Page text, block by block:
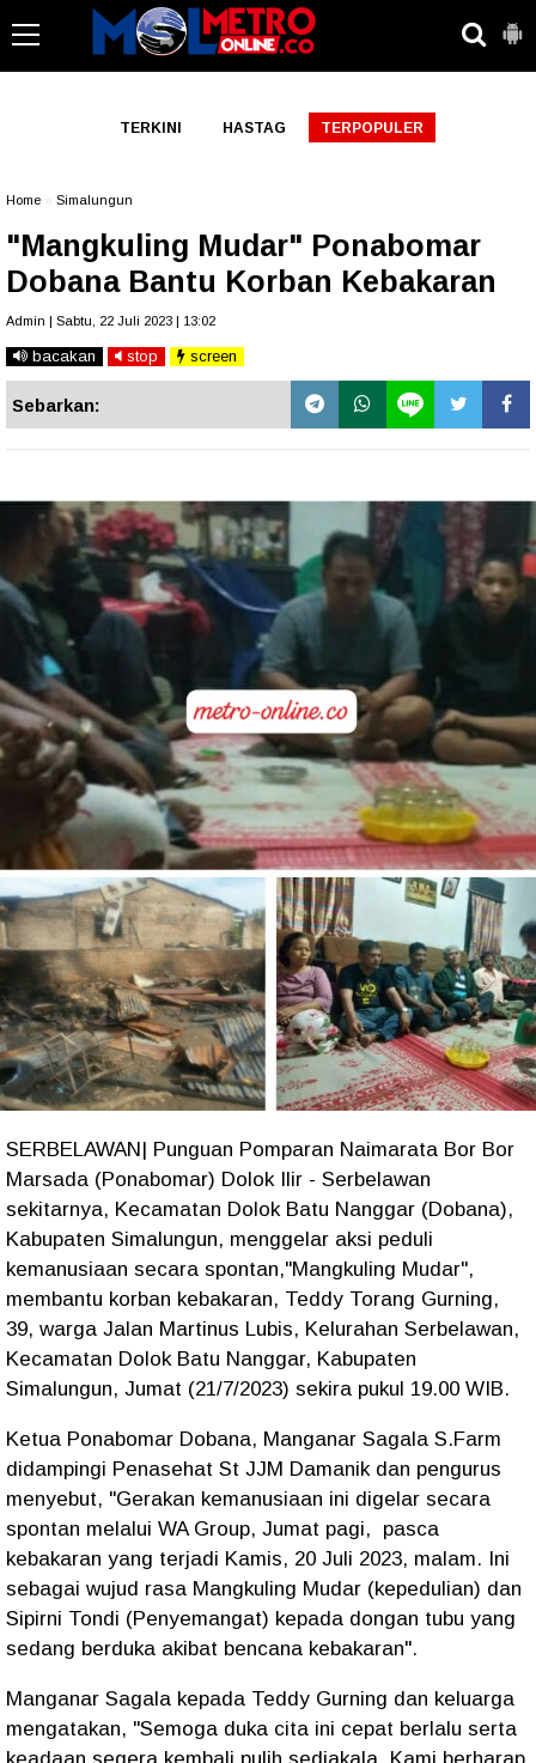
TERKINI HASTAG TERPOPULER
Home Simalungun
"Mangkuling Mudar" Ponabomar
Dobana Bantu Korban Kebakaran
Admin | Sabtu, 22 Juli 2023 | 13:02
bacakan stop screen
Sebarkan:
SERBELAWAN| Punguan Pomparan Naimarata Bor Bor
Marsada (Ponabomar) Dolok Ilir - Serbelawan
sekitarnya, Kecamatan Dolok Batu Nanggar (Dobana),
Kabupaten Simalungun, menggelar aksi peduli
kemanusiaan secara spontan,"Mangkuling Mudar",
membantu korban kebakaran, Teddy Torang Gurning,
39, warga Jalan Martinus Lubis, Kelurahan Serbelawan,
Kecamatan Dolok Batu Nanggar, Kabupaten
Simalungun, Jumat (21/7/2023) sekira pukul 19.00 WIB.
Ketua Ponabomar Dobana, Manganar Sagala S.Farm
didampingi Penasehat St JJM Damanik dan pengurus
menyebut, "Gerakan kemanusiaan ini digelar secara
spontan melalui WA Group, Jumat pagi, pasca
kebakaran yang terjadi Kamis, 20 Juli 2023, malam. Ini
sebagai wujud rasa Mangkuling Mudar (kepedulian) dan
Sipirni Tondi (Penyemangat) kepada dongan tubu yang
sedang berduka akibat bencana kebakaran".
Manganar Sagala kepada Teddy Gurning dan keluarga
mengatakan, "Semoga duka cita ini cepat berlalu serta